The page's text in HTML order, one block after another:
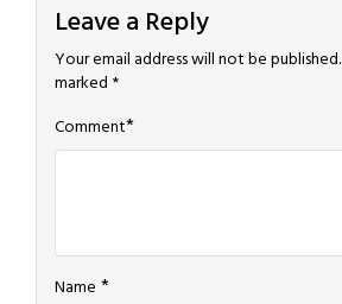
Leave a Reply
Your email address will not be published.
marked *
Comment*
Name *